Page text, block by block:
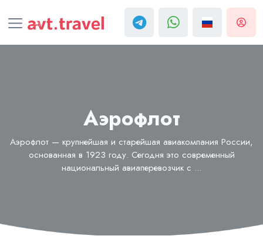
Аэрофлот
Аэрофлот — крупнейшая и старейшая авиакомпания России,
основанная в 1923 году. Сегодня это современный
национальный авиаперевозчик с ...